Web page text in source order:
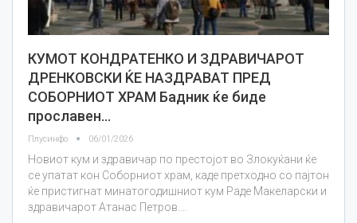
КУМОТ КОНДРАТЕНКО И ЗДРАВИЧАРОТ
ДРЕНКОВСКИ ЌЕ НАЗДРАВАТ ПРЕД
СОБОРНИОТ ХРАМ Бадник ќе биде
прославен…
Плусинфо 06/01/2026
Новиот кум и здравичар по престојот во Злокуќани ќе
се упатат кон Соборниот храм, каде претходно со пајтон
ќе пристигнат минатогодишниот кум Раде Макеларски и
здравичарот Атанас Петров.…